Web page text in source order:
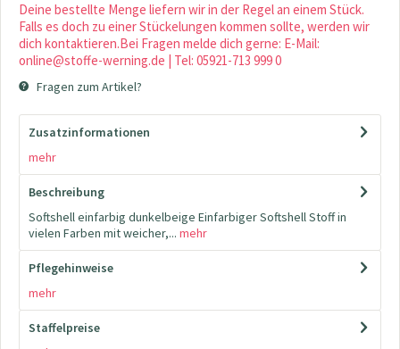
Deine bestellte Menge liefern wir in der Regel an einem Stück.
Falls es doch zu einer Stückelungen kommen sollte, werden wir
dich kontaktieren.Bei Fragen melde dich gerne: E-Mail:
online@stoffe-werning.de | Tel: 05921-713 999 0
Fragen zum Artikel?
Zusatzinformationen
mehr
Beschreibung
Softshell einfarbig dunkelbeige Einfarbiger Softshell Stoff in
vielen Farben mit weicher,... mehr
Pflegehinweise
mehr
Staffelpreise